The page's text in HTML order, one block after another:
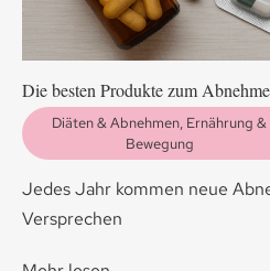
Die besten Produkte zum
Diäten & Abnehmen, Ernährung &
Bewegung
Jedes Jahr kommen neue
Versprechen